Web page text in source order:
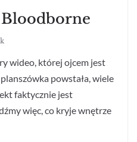
Bloodborne
wideo, której ojcem jest
powstała, wiele
faktycznie jest
więc, co kryje wnętrze